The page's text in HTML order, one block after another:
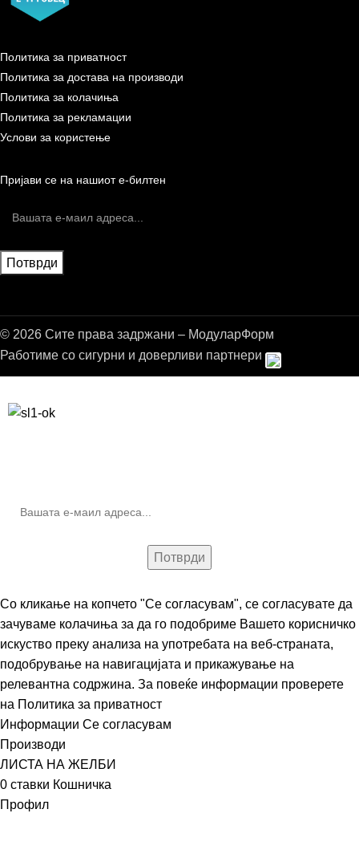
Политика за приватност
Политика за достава на производи
Политика за колачиња
Политика за рекламации
Услови за користење
Пријави се на нашиот е-билтен
© 2026 Сите права задржани – МодуларФорм
Работиме со сигурни и доверливи партнери
Со кликање на копчето "Се согласувам", се согласувате да
зачуваме колачиња за да го подобриме Вашето корисничко
искуство преку анализа на употребата на веб-страната,
подобрување на навигацијата и прикажување на
релевантна содржина. За повеќе информации проверете
на Политика за приватност
Информации Се согласувам
Производи
ЛИСТА НА ЖЕЛБИ
0 ставки Кошничка
Профил